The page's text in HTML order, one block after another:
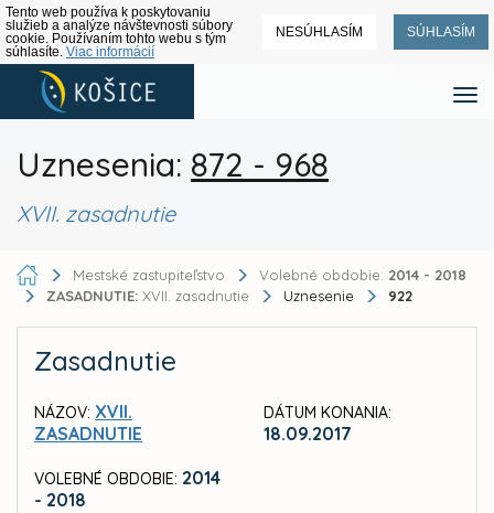
Tento web používa k poskytovaniu
služieb a analýze návštevnosti súbory
cookie. Používaním tohto webu s tým
súhlasíte. Viac informácií
NESÚHLASÍM SÚHLASÍM
Uznesenia: 872 - 968
XVII. zasadnutie
Mestské zastupiteľstvo Volebné obdobie: 2014 - 2018
ZASADNUTIE: XVII. zasadnutie Uznesenie 922
Zasadnutie
NÁZOV: XVII.
ZASADNUTIE
VOLEBNÉ OBDOBIE: 2014
- 2018
DÁTUM KONANIA:
18.09.2017